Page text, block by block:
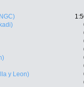
y Leon)